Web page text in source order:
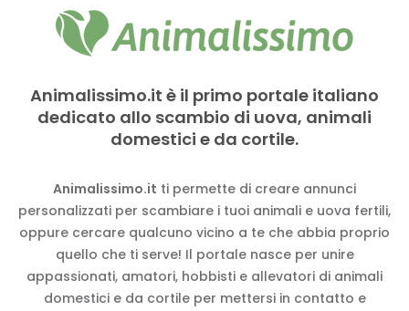
Animalissimo.it è il primo portale italiano
dedicato allo scambio di uova, animali
domestici e da cortile.
Animalissimo.it ti permette di creare annunci
personalizzati per scambiare i tuoi animali e uova fertili,
oppure cercare qualcuno vicino a te che abbia proprio
quello che ti serve! Il portale nasce per unire
appassionati, amatori, hobbisti e allevatori di animali
domestici e da cortile per mettersi in contatto e